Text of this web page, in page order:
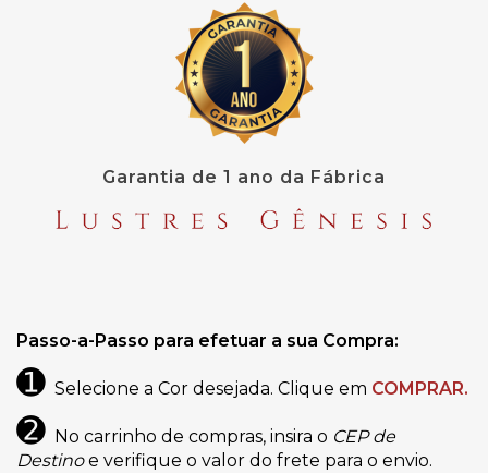
Garantia de 1 ano da Fábrica
Passo-a-Passo para efetuar a sua Compra:
➊ Selecione a Cor desejada. Clique em COMPRAR.
➋ No carrinho de compras, insira o CEP de
Destinoe verifique o valor do frete para o envio.